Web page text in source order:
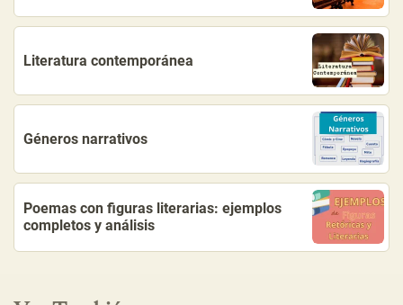
Literatura contemporánea
Géneros narrativos
Poemas con figuras literarias: ejemplos
completos y análisis